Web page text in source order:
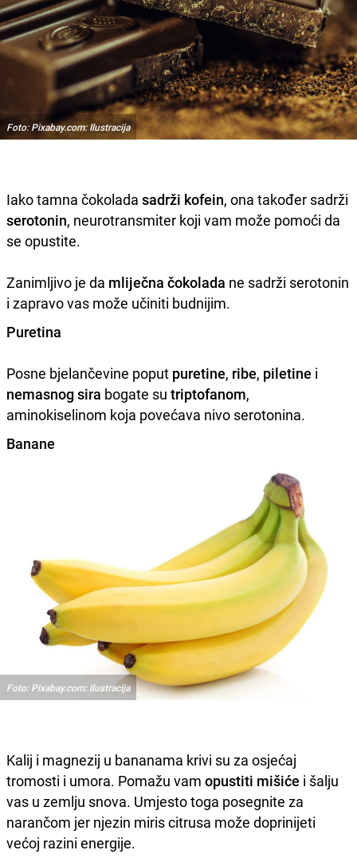
Foto: Pixabay.com: Ilustracija
Iako tamna čokolada sadrži kofein, ona također sadrži
serotonin, neurotransmiter koji vam može pomoći da
se opustite.
Zanimljivo je da mliječna čokolada ne sadrži serotonin
i zapravo vas može učiniti budnijim.
Puretina
Posne bjelančevine poput puretine, ribe, piletine i
nemasnogsira bogate su triptofanom,
aminokiselinom koja povećava nivo serotonina.
Banane
Foto: Pixabay.com: Ilustracija
Kalij i magnezij u bananama krivi su za osjećaj
tromosti i umora. Pomažu vam opustiti mišiće i šalju
vas u zemlju snova. Umjesto toga posegnite za
narančom jer njezin miris citrusa može doprinijeti
većoj razini energije.